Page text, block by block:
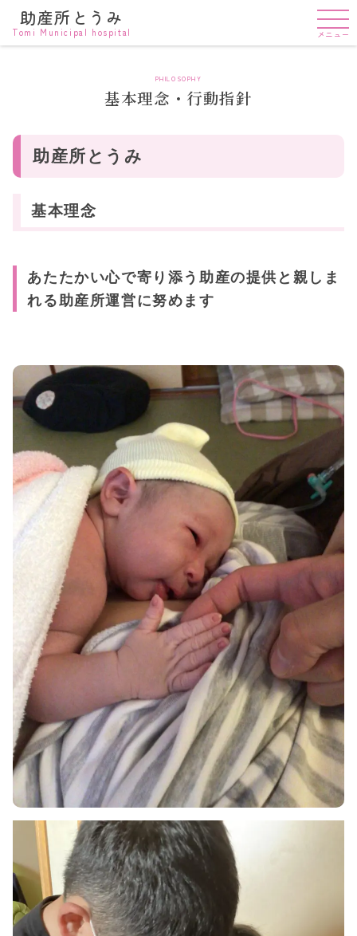
助産所とうみ
Tomi Municipal hospital メニュー
PHILOSOPHY
基本理念・行動指針
助産所とうみ
基本理念
あたたかい心で寄り添う助産の提供と親しま
れる助産所運営に努めます